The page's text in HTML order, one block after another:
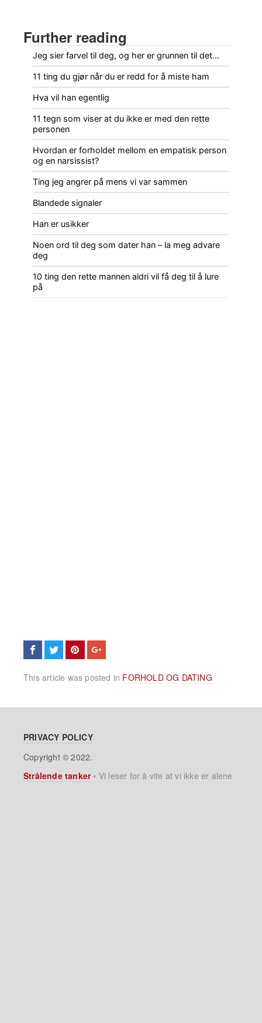
Further reading
Jeg sier farvel til deg, og her er grunnen til det…
11 ting du gjør når du er redd for å miste ham
Hva vil han egentlig
11 tegn som viser at du ikke er med den rette
personen
Hvordan er forholdet mellom en empatisk person
og en narsissist?
Ting jeg angrer på mens vi var sammen
Blandede signaler
Han er usikker
Noen ord til deg som dater han – la meg advare
deg
10 ting den rette mannen aldri vil få deg til å lure
på
This article was posted in FORHOLD OG DATING
PRIVACY POLICY
Copyright © 2022.
Strålende tanker• Vi leser for å vite at vi ikke er alene